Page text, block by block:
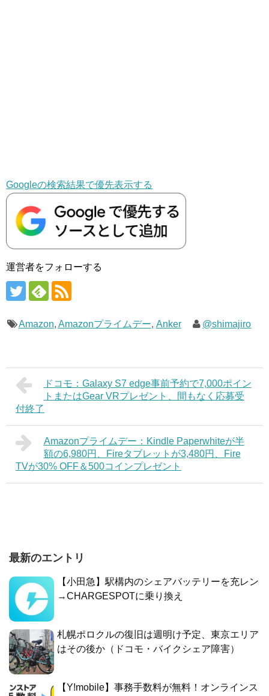
Googleの検索結果で優先表示する
運営者をフォローする
Amazon, Amazonプライムデー, Anker @shimajiro
ドコモ：Galaxy S7 edge事前予約で7,000ポイン
トまたはGear VRプレゼント、間もなく応募受
付終了
Amazonプライムデー：Kindle Paperwhiteが半
額の6,980円、Fireタブレットが3,480円、Fire
TVが30% OFF＆500コインプレゼント
最新のエントリ
【小田急】駅構内のシェアバッテリーを充レン
→CHARGESPOTに乗り換え
札幌ポロクルの復旧は週明け予定、東京エリア
はその後か（ドコモ・バイクシェア障害）
【Y!mobile】事務手数料が無料！オンラインス